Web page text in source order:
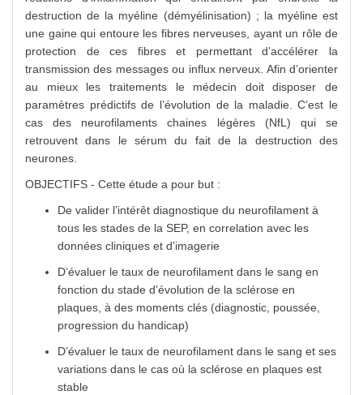
destruction de la myéline (démyélinisation) ; la myéline est
une gaine qui entoure les fibres nerveuses, ayant un rôle de
protection de ces fibres et permettant d’accélérer la
transmission des messages ou influx nerveux. Afin d’orienter
au mieux les traitements le médecin doit disposer de
paramètres prédictifs de l’évolution de la maladie. C’est le
cas des neurofilaments chaines légères (NfL) qui se
retrouvent dans le sérum du fait de la destruction des
neurones.
OBJECTIFS - Cette étude a pour but :
De valider l’intérêt diagnostique du neurofilament à
tous les stades de la SEP, en correlation avec les
données cliniques et d’imagerie
D’évaluer le taux de neurofilament dans le sang en
fonction du stade d’évolution de la sclérose en
plaques, à des moments clés (diagnostic, poussée,
progression du handicap)
D’évaluer le taux de neurofilament dans le sang et ses
variations dans le cas où la sclérose en plaques est
stable